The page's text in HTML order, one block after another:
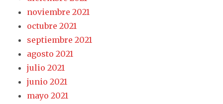
noviembre 2021
octubre 2021
septiembre 2021
agosto 2021
julio 2021
junio 2021
mayo 2021